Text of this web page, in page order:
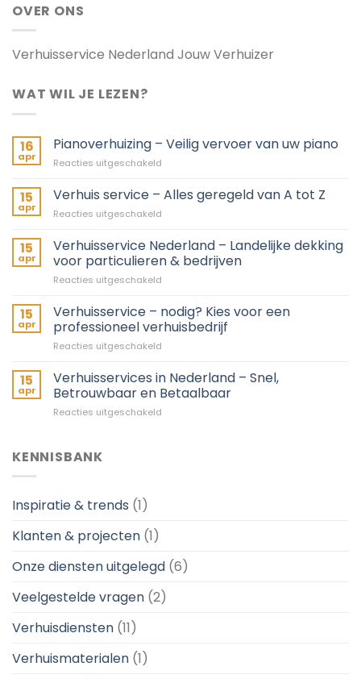
OVER ONS
Verhuisservice Nederland Jouw Verhuizer
WAT WIL JE LEZEN?
16
apr
Pianoverhuizing – Veilig vervoer van uw piano
Reacties uitgeschakeld
–
Veilig
uw
piano
15
apr
Verhuis service – Alles geregeld van A tot Z
Reacties uitgeschakeld
service
–
Alles
A
tot
15
apr
Verhuisservice Nederland – Landelijke dekking
voor particulieren & bedrijven
Reacties uitgeschakeld
Nederland
–
Landelijke
particulieren
&
15
apr
Verhuisservice – nodig? Kies voor een
professioneel verhuisbedrijf
Reacties uitgeschakeld
–
nodig?
Kies
15
apr
Verhuisservices in Nederland – Snel,
Betrouwbaar en Betaalbaar
Reacties uitgeschakeld
KENNISBANK
Inspiratie & trends (1)
Klanten & projecten (1)
Onze diensten uitgelegd (6)
Veelgestelde vragen (2)
Verhuisdiensten (11)
Verhuismaterialen (1)